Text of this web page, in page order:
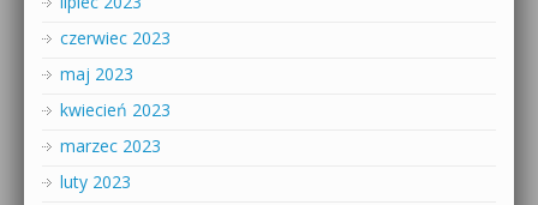
czerwiec 2023
maj 2023
kwiecień 2023
marzec 2023
luty 2023